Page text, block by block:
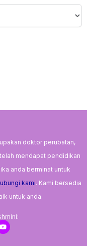
doktor perubatan,
mendapat pendidikan
anda berminat untuk
kami. Kami bersedia
untuk anda.
Y
o
u